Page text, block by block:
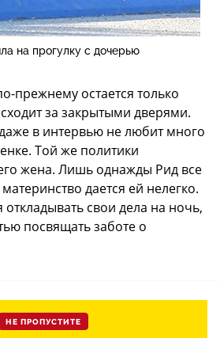
на прогулку с дочерью
прежнему остается только
за закрытыми дверями.
в интервью не любит много
Той же политики
жена. Лишь однажды Рид все
дается ей нелегко.
откладывать свои дела на ночь,
посвящать заботе о
НЕ ПРОПУСТИТЕ